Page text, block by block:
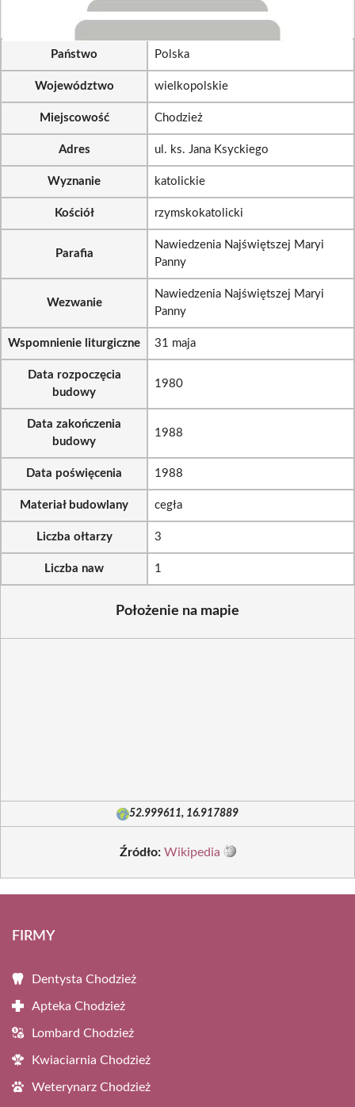
Państwo Polska
Województwo wielkopolskie
Miejscowość Chodzież
Adres ul. ks. Jana Ksyckiego
Wyznanie katolickie
Kościół rzymskokatolicki
Parafia
Nawiedzenia Najświętszej Maryi
Panny
Wezwanie
Nawiedzenia Najświętszej Maryi
Panny
Wspomnienie liturgiczne 31 maja
Data rozpoczęcia
budowy
1980
Data zakończenia
budowy
1988
Data poświęcenia 1988
Materiał budowlany cegła
Liczba ołtarzy 3
Liczba naw 1
Położenie na mapie
52.999611, 16.917889
Źródło: Wikipedia
FIRMY
Dentysta Chodzież
Apteka Chodzież
Lombard Chodzież
Kwiaciarnia Chodzież
Weterynarz Chodzież